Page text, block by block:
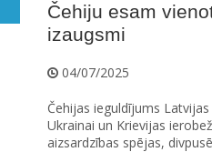
Čehiju esam
izaugsmi
04/07/2025
Čehijas ieguldījums
Ukrainai un Krievijas
aizsardzības spējas,